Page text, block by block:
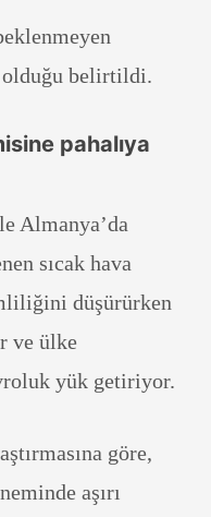
olduğu belirtildi.
pahalıya
Almanya’da
sıcak hava
düşürürken
ve ülke
yük getiriyor.
göre,
aşırı